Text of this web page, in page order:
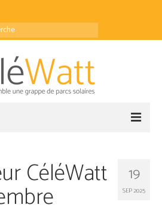
19
SEP 2025
CéléWatt